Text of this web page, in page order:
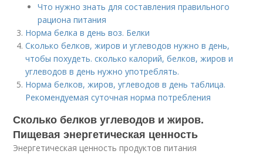
Что нужно знать для составления правильного
рациона питания
Норма белка в день воз. Белки
Сколько белков, жиров и углеводов нужно в день,
чтобы похудеть. сколько калорий, белков, жиров и
углеводов в день нужно употреблять.
Норма белков, жиров, углеводов в день таблица.
Рекомендуемая суточная норма потребления
Сколько белков углеводов и жиров.
Пищевая энергетическая ценность
Энергетическая ценность продуктов питания